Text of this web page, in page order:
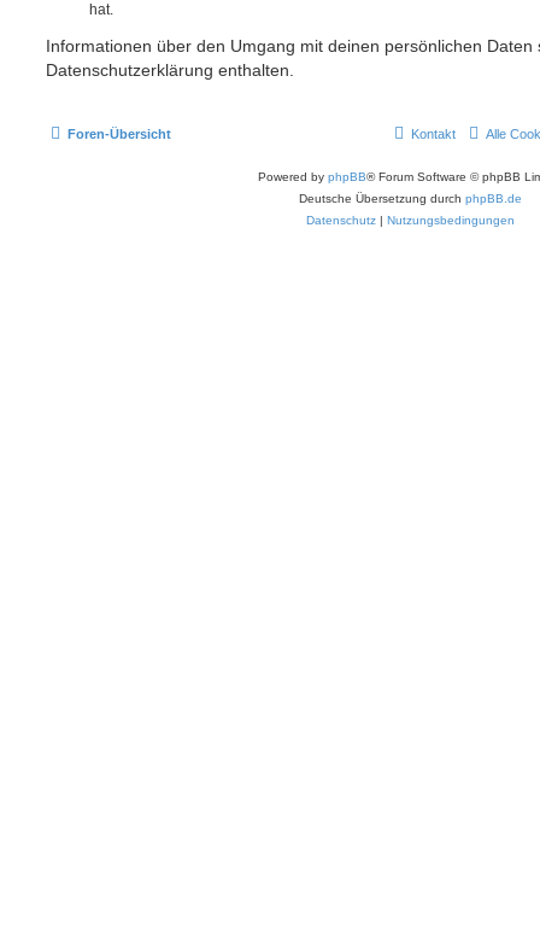
hat.
Informationen über den Umgang mit deinen persönlichen Daten
Datenschutzerklärung enthalten.
Foren-Übersicht Alle
Kontakt
Powered by phpBB® Forum Software © phpBB
Deutsche Übersetzung durch phpBB.de
Datenschutz | Nutzungsbedingungen